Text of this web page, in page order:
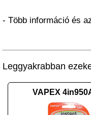
- Több információ és
Leggyakrabban
VAPEX